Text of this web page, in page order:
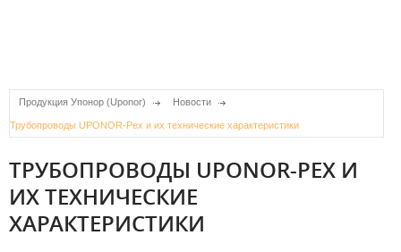
Продукция Упонор (Uponor) Новости
Трубопроводы UPONOR-Pex и их технические характеристики
ТРУБОПРОВОДЫ UPONOR-PEX И
ИХ ТЕХНИЧЕСКИЕ
ХАРАКТЕРИСТИКИ